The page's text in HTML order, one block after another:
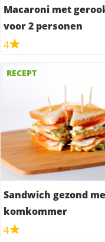
Macaroni met
voor 2 personen
4
RECEPT
Sandwich gezond
komkommer
4